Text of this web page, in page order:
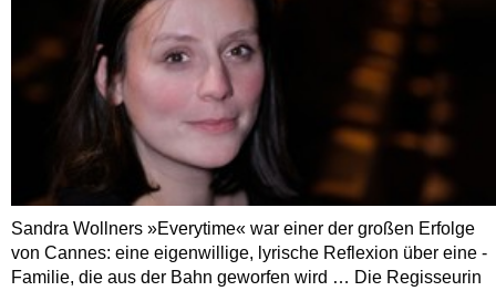
Sandra Wollners »Everytime« war einer der großen Erfolge
von Cannes: eine eigenwillige, lyrische Reflexion über eine ­
Familie, die aus der Bahn geworfen wird … Die Regisseurin